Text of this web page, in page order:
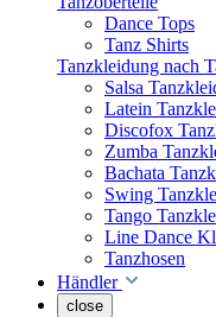
Dance Tops
Tanz Shirts
Tanzkleidung nach
Salsa
Latein
Discofox
Zumba
Bachata
Swing
Tango
Line Dance
Tanzhosen
Händler
close